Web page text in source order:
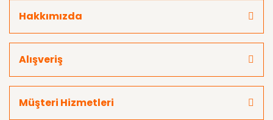
Hakkımızda
Alışveriş
Müşteri Hizmetleri